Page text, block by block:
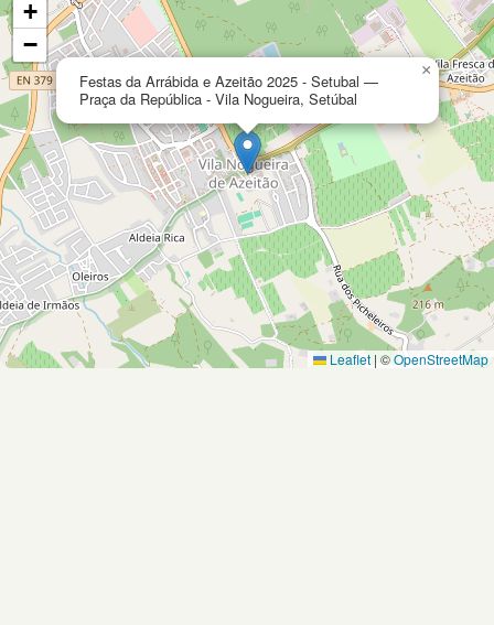
Festas da Arrábida e Azeitão 2025 - Setubal —
Praça da República - Vila Nogueira, Setúbal
×
+
−
Leaflet | ©OpenStreetMap